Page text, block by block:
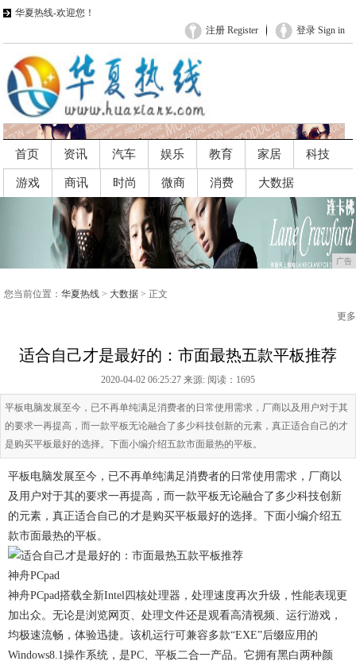
华夏热线-欢迎您！
登录 Sign in
注册 Register
首页 资讯 汽车 娱乐 教育 家居 科技
游戏 商讯 时尚 微商 消费 大数据
广告
您当前位置： 华夏热线 > 大数据 > 正文
更多
适合自己才是最好的：市面最热五款平板推荐
2020-04-02 06:25:27 来源: 阅读：1695
平板电脑发展至今，已不再单纯满足消费者的日常使用需求，厂商以及用户对于其
的要求一再提高，而一款平板无论融合了多少科技创新的元素，真正适合自己的才
是购买平板最好的选择。下面小编介绍五款市面最热的平板。
平板电脑发展至今，已不再单纯满足消费者的日常使用需求，厂商以
及用户对于其的要求一再提高，而一款平板无论融合了多少科技创新
的元素，真正适合自己的才是购买平板最好的选择。下面小编介绍五
款市面最热的平板。
神舟PCpad
神舟PCpad搭载全新Intel四核处理器，处理速度再次升级，性能表现更
加出众。无论是浏览网页、处理文件还是观看高清视频、运行游戏，
均极速流畅，体验迅捷。该机运行可兼容多款“EXE”后缀应用的
Windows8.1操作系统，是PC、平板二合一产品。它拥有黑白两种颜